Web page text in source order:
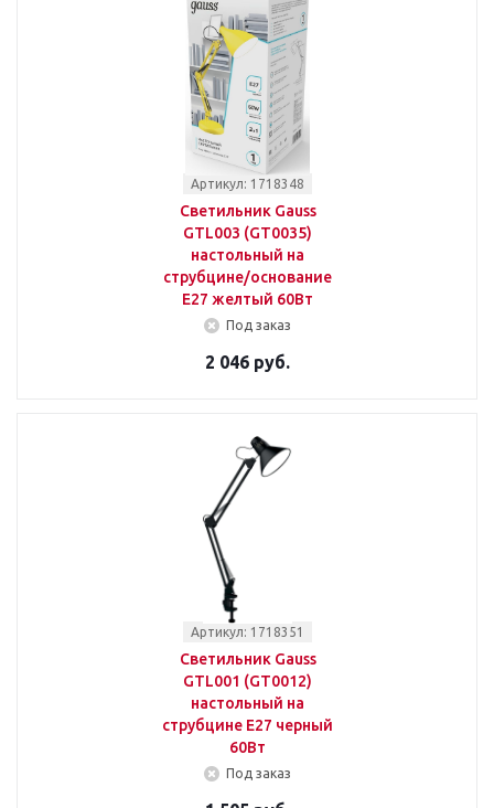
Артикул: 1718348
Светильник Gauss
GTL003 (GT0035)
настольный на
струбцине/основание
E27 желтый 60Вт
Под заказ
2 046 руб.
Артикул: 1718351
Светильник Gauss
GTL001 (GT0012)
настольный на
струбцине E27 черный
60Вт
Под заказ